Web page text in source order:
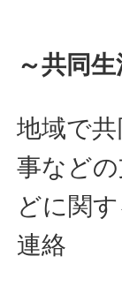
～共同
地域で
事など
どに関
連絡